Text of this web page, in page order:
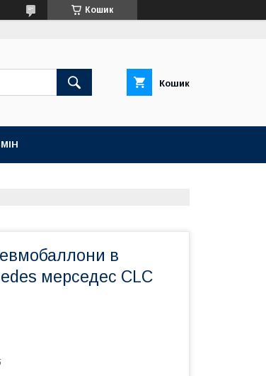
Кошик
Кошик
в
мерседес CLC